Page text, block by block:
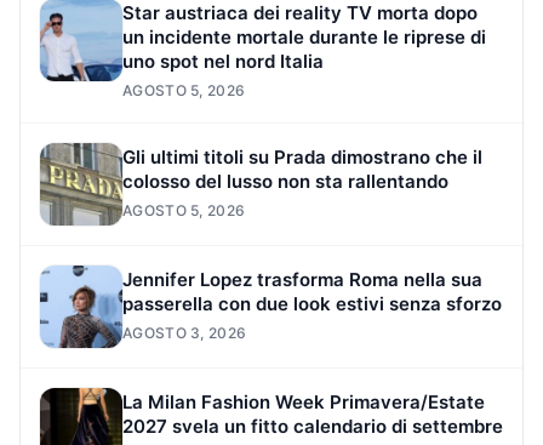
Star austriaca dei reality TV morta dopo
un incidente mortale durante le riprese di
uno spot nel nord Italia
AGOSTO 5, 2026
Gli ultimi titoli su Prada dimostrano che il
colosso del lusso non sta rallentando
AGOSTO 5, 2026
Jennifer Lopez trasforma Roma nella sua
passerella con due look estivi senza sforzo
AGOSTO 3, 2026
La Milan Fashion Week Primavera/Estate
2027 svela un fitto calendario di settembre